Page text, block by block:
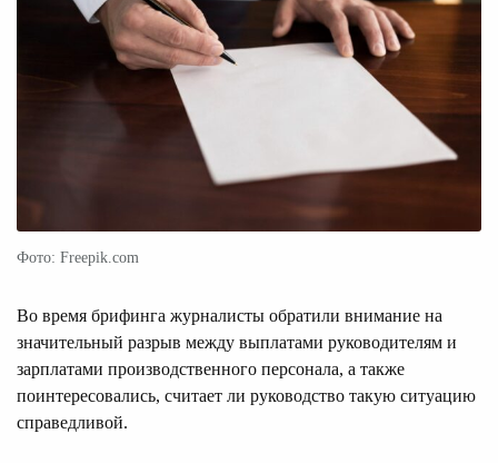
Фото: Freepik.com
Во время брифинга журналисты обратили внимание на
значительный разрыв между выплатами руководителям и
зарплатами производственного персонала, а также
поинтересовались, считает ли руководство такую ситуацию
справедливой.